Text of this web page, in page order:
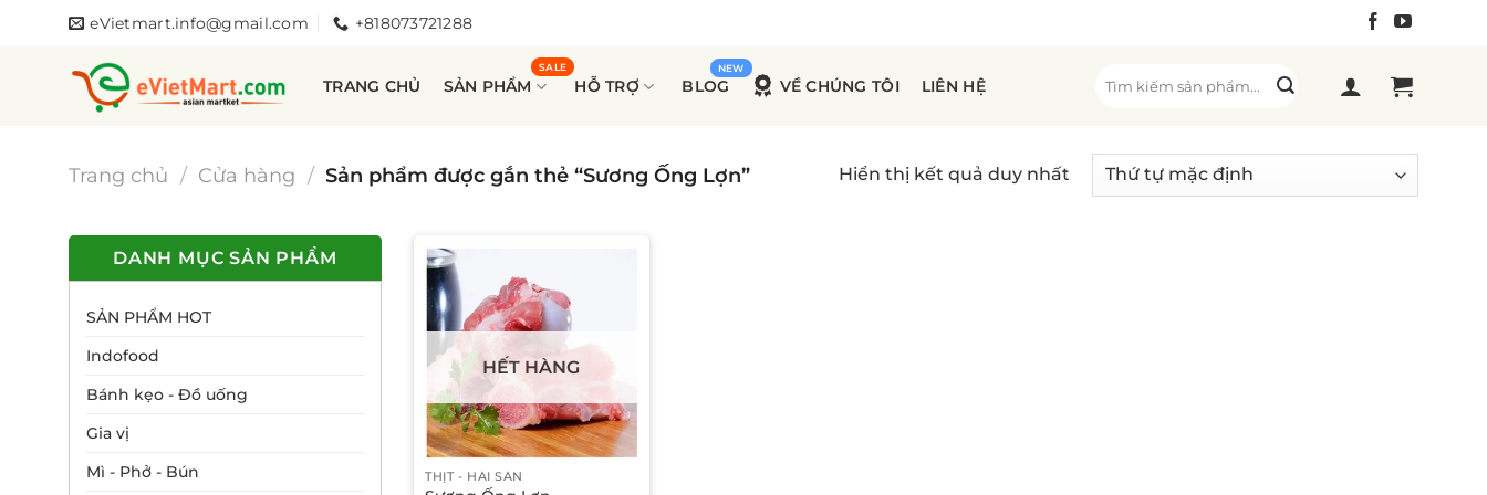
eVietmart.info@gmail.com +818073721288
TRANG CHỦ SẢN PHẨM HỖ TRỢ BLOG VỀ CHÚNG TÔI LIÊN HỆ
kiếm:
Trang chủ / Cửa hàng / Sản phẩm được gắn thẻ “Sương Ống Lợn” Hiển thị kết quả duy nhất
DANH MỤC SẢN PHẨM
SẢN PHẨM HOT
Indofood
Bánh kẹo - Đồ uống
Gia vị
Mì - Phở - Bún
HẾT HÀNG
THỊT - HẢI SẢN